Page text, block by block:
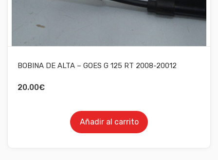
BOBINA DE ALTA – GOES G 125 RT 2008-20012
20.00€
Añadir al carrito